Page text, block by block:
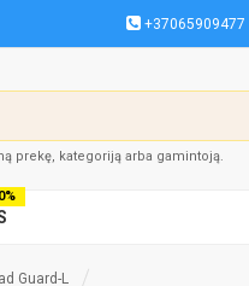
+37065909477
prekę, kategoriją arba gamintoją.
Guard-L